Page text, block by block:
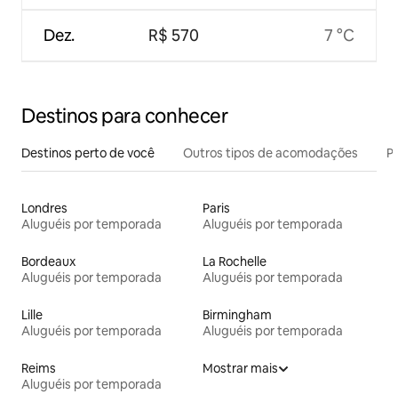
Dez. R$ 570 7 °C
Destinos para conhecer
Destinos perto de você Outros tipos de acomodações
Londres
Aluguéis por temporada
Paris
Aluguéis por temporada
Bordeaux
Aluguéis por temporada
La Rochelle
Aluguéis por temporada
Lille
Aluguéis por temporada
Birmingham
Aluguéis por temporada
Reims
Aluguéis por temporada
Mostrar mais